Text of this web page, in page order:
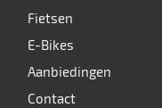
Fietsen
E-Bikes
Aanbiedingen
Contact